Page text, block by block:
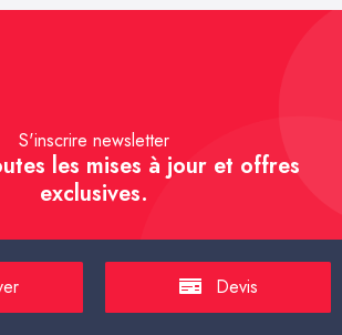
S'inscrire newsletter
les mises à jour et offres
exclusives.
S'inscrire
Devis